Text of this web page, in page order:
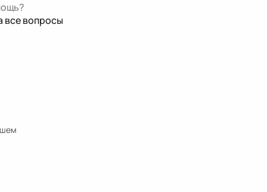
все вопросы